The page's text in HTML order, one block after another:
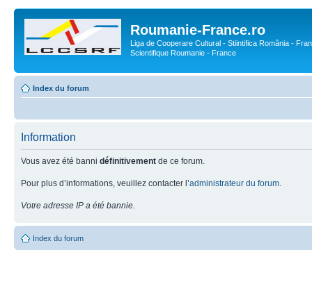
Roumanie-France.ro
Liga de Cooperare Cultural - Stiintifica România -
Scientifique Roumanie - France
Index du forum
Information
Vous avez été banni définitivement de ce forum.
Pour plus d’informations, veuillez contacter l’administrateur du forum
Votre adresse IP a été bannie.
Index du forum